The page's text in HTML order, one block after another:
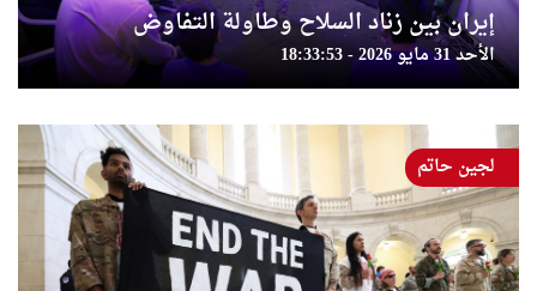
إيران بين زناد السلاح وطاولة التفاوض
الأحد 31 مايو 2026 - 18:33:53
لجين حاتم